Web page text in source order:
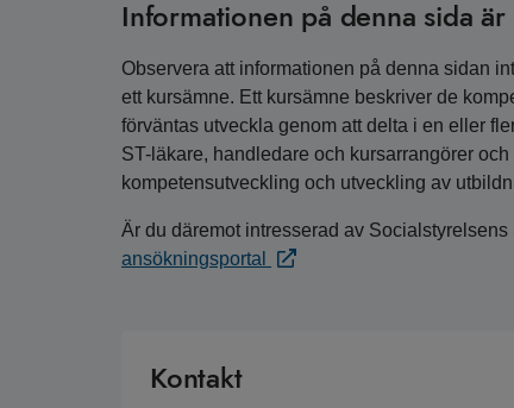
Informationen på denna sida
Observera att informationen på denna sidan
ett kursämne. Ett kursämne beskriver de
förväntas utveckla genom att delta i en eller
ST-läkare, handledare och kursarrangörer
kompetensutveckling och utveckling av
Är du däremot intresserad av
ansökningsportal
Kontakt